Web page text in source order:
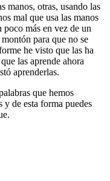
manos, otras, usando las
mal que usa las manos
más en vez de un
para que no se
he visto que las ha
las aprende ahora
aprenderlas.
que hemos
de esta forma puedes